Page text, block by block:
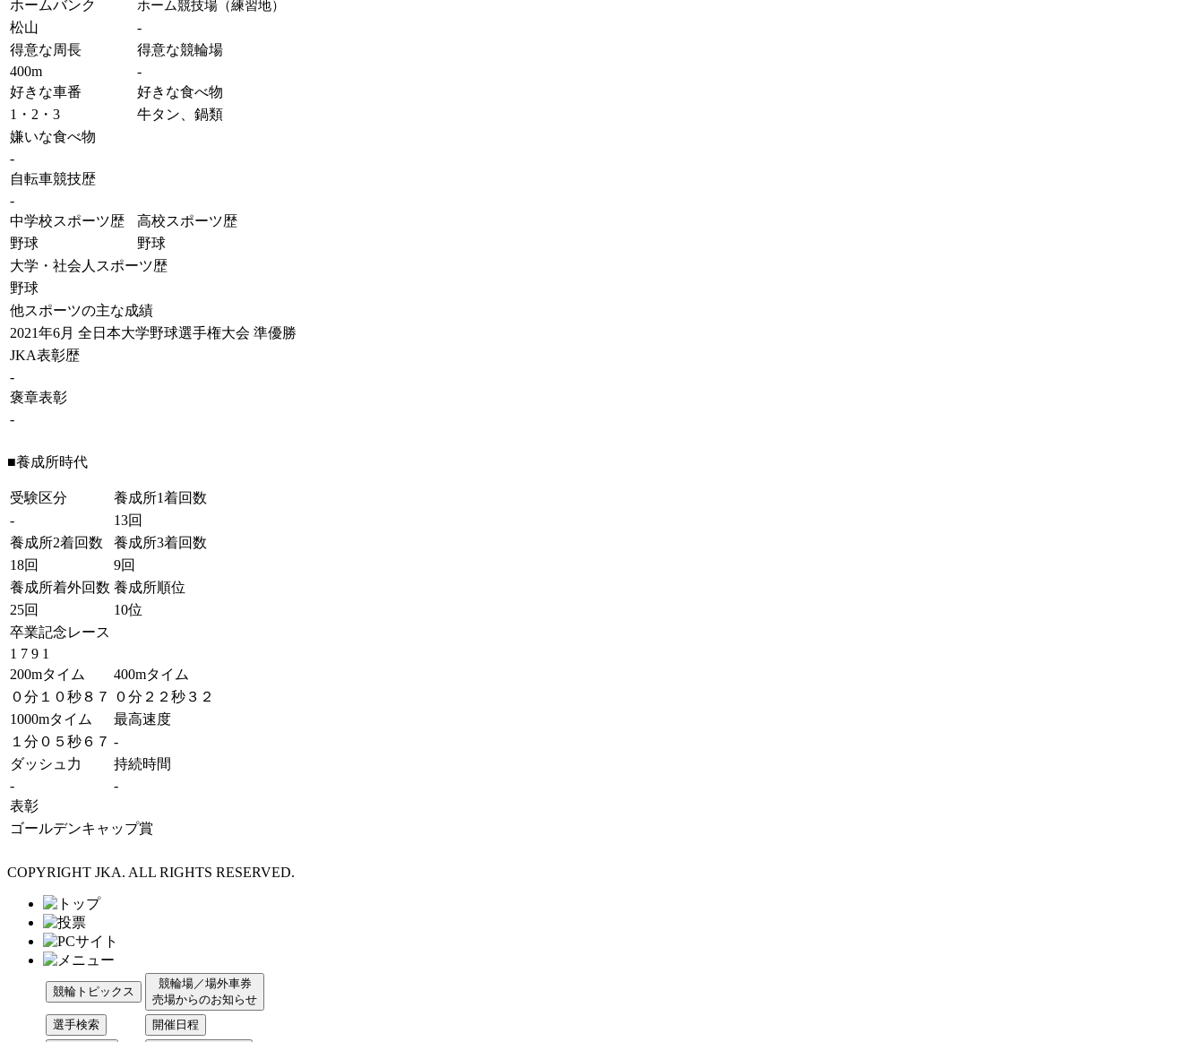
ホームバンク ホーム競技場（練習地）
松山
-
得意な周長
得意な競輪場
400m
-
好きな車番
好きな食べ物
1・2・3
牛タン、鍋類
嫌いな食べ物
-
自転車競技歴
-
中学校スポーツ歴
高校スポーツ歴
野球
野球
大学・社会人スポーツ歴
野球
他スポーツの主な成績
2021年6月 全日本大学野球選手権大会 準優勝
JKA表彰歴
-
褒章表彰
-
■養成所時代
受験区分
養成所1着回数
-
13回
養成所2着回数
養成所3着回数
18回
9回
養成所着外回数 養成所順位
25回
10位
卒業記念レース
1 7 9 1
200mタイム
400mタイム
０分１０秒８７
０分２２秒３２
1000mタイム
最高速度
１分０５秒６７ -
ダッシュ力
持続時間
-
-
表彰
ゴールデンキャップ賞
COPYRIGHT JKA. ALL RIGHTS RESERVED.
競輪トピックス
競輪場／場外車券
売場からのお知らせ
選手検索
開催日程